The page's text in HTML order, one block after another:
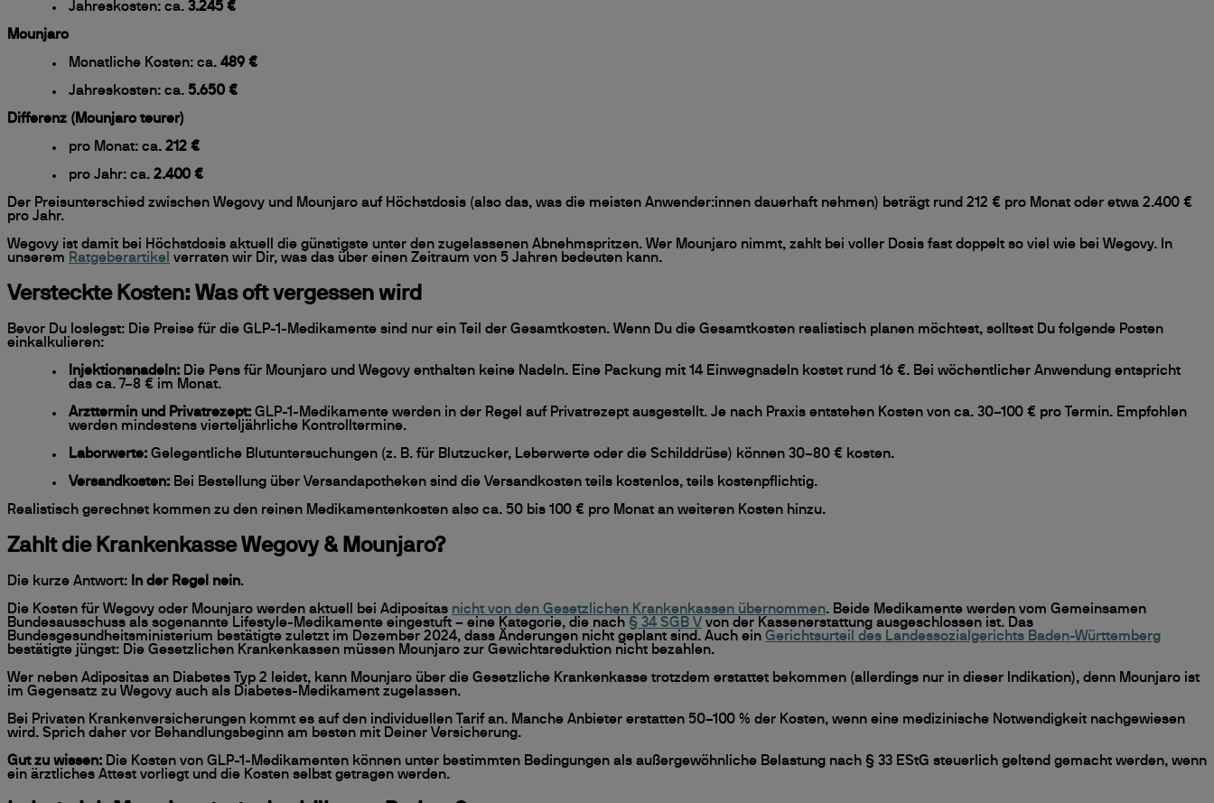
Jahreskosten: ca. 3.245 €
Mounjaro
Monatliche Kosten: ca. 489 €
Jahreskosten: ca. 5.650 €
Differenz (Mounjaro teurer)
pro Monat: ca. 212 €
pro Jahr: ca. 2.400 €
Der Preisunterschied zwischen Wegovy und Mounjaro auf Höchstdosis (also das, was die meisten Anwender:innen dauerhaft nehmen) beträgt rund 212 € pro Monat oder etwa 2.400 €
pro Jahr.
Wegovy ist damit bei Höchstdosis aktuell die günstigste unter den zugelassenen Abnehmspritzen. Wer Mounjaro nimmt, zahlt bei voller Dosis fast doppelt so viel wie bei Wegovy. In
unserem Ratgeberartikel verraten wir Dir, was das über einen Zeitraum von 5 Jahren bedeuten kann.
Versteckte Kosten: Was oft vergessen wird
Bevor Du loslegst: Die Preise für die GLP-1-Medikamente sind nur ein Teil der Gesamtkosten. Wenn Du die Gesamtkosten realistisch planen möchtest, solltest Du folgende Posten
einkalkulieren:
Injektionsnadeln: Die Pens für Mounjaro und Wegovy enthalten keine Nadeln. Eine Packung mit 14 Einwegnadeln kostet rund 16 €. Bei wöchentlicher Anwendung entspricht
das ca. 7–8 € im Monat.
Arzttermin und Privatrezept: GLP-1-Medikamente werden in der Regel auf Privatrezept ausgestellt. Je nach Praxis entstehen Kosten von ca. 30–100 € pro Termin. Empfohlen
werden mindestens vierteljährliche Kontrolltermine.
Laborwerte: Gelegentliche Blutuntersuchungen (z. B. für Blutzucker, Leberwerte oder die Schilddrüse) können 30–80 € kosten.
Versandkosten: Bei Bestellung über Versandapotheken sind die Versandkosten teils kostenlos, teils kostenpflichtig.
Realistisch gerechnet kommen zu den reinen Medikamentenkosten also ca. 50 bis 100 € pro Monat an weiteren Kosten hinzu.
Zahlt die Krankenkasse Wegovy & Mounjaro?
Die kurze Antwort: In der Regel nein.
Die Kosten für Wegovy oder Mounjaro werden aktuell bei Adipositas nicht von den Gesetzlichen Krankenkassen übernommen. Beide Medikamente werden vom Gemeinsamen
Bundesausschuss als sogenannte Lifestyle-Medikamente eingestuft – eine Kategorie, die nach § 34 SGB V von der Kassenerstattung ausgeschlossen ist. Das
Bundesgesundheitsministerium bestätigte zuletzt im Dezember 2024, dass Änderungen nicht geplant sind. Auch ein Gerichtsurteil des Landessozialgerichts Baden-Württemberg
bestätigte jüngst: Die Gesetzlichen Krankenkassen müssen Mounjaro zur Gewichtsreduktion nicht bezahlen.
Wer neben Adipositas an Diabetes Typ 2 leidet, kann Mounjaro über die Gesetzliche Krankenkasse trotzdem erstattet bekommen (allerdings nur in dieser Indikation), denn Mounjaro ist
im Gegensatz zu Wegovy auch als Diabetes-Medikament zugelassen.
Bei Privaten Krankenversicherungen kommt es auf den individuellen Tarif an. Manche Anbieter erstatten 50–100 % der Kosten, wenn eine medizinische Notwendigkeit nachgewiesen
wird. Sprich daher vor Behandlungsbeginn am besten mit Deiner Versicherung.
Gut zu wissen: Die Kosten von GLP-1-Medikamenten können unter bestimmten Bedingungen als außergewöhnliche Belastung nach § 33 EStG steuerlich geltend gemacht werden, wenn
ein ärztliches Attest vorliegt und die Kosten selbst getragen werden.